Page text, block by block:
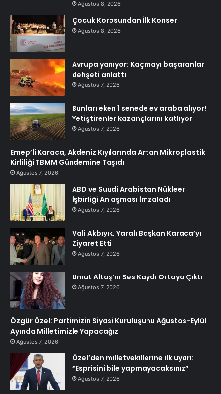
Ağustos 8, 2026
Çocuk Korosundan İlk Konser
Ağustos 8, 2026
Avrupa yanıyor: Kaçmayı başaranlar
dehşeti anlattı
Ağustos 7, 2026
Bunları eken 1 senede ev araba alıyor!
Yetiştirenler kazançlarını katlıyor
Ağustos 7, 2026
Emep’li Karaca, Akdeniz Kıyılarında Artan Mikroplastik
Kirliliği TBMM Gündemine Taşıdı
Ağustos 7, 2026
ABD ve Suudi Arabistan Nükleer
İşbirliği Anlaşması İmzaladı
Ağustos 7, 2026
Vali Akbıyık, Yaralı Başkan Karaca’yı
Ziyaret Etti
Ağustos 7, 2026
Umut Altaş’ın Ses Kaydı Ortaya Çıktı
Ağustos 7, 2026
Özgür Özel: Partimizin Siyasi Kuruluşunu Ağustos-Eylül
Ayında Milletimizle Yapacağız
Ağustos 7, 2026
Özel’den milletvekillerine ilk uyarı:
“Esprisini bile yapmayacaksınız”
Ağustos 7, 2026